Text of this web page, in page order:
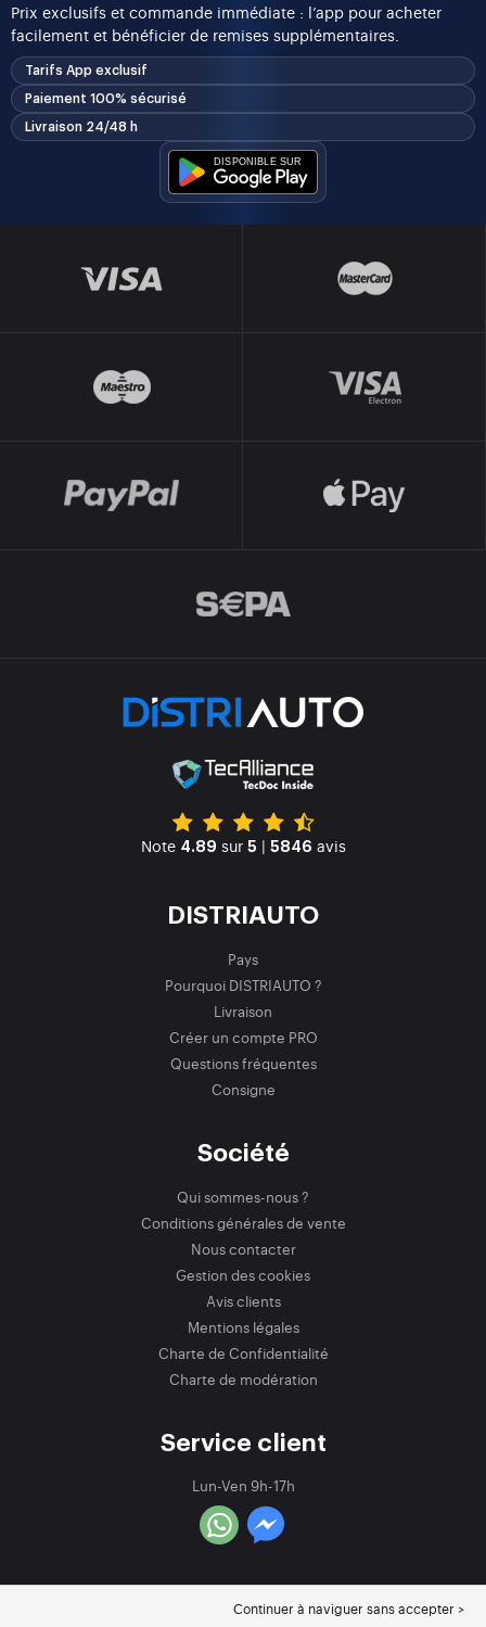
Prix exclusifs et commande immédiate : l’app pour acheter
facilement et bénéficier de remises supplémentaires.
Tarifs App exclusif
Paiement 100% sécurisé
Livraison 24/48 h
Note 4.89 sur 5 | 5846 avis
DISTRIAUTO
Pays
Pourquoi DISTRIAUTO ?
Livraison
Créer un compte PRO
Questions fréquentes
Consigne
Société
Qui sommes-nous ?
Conditions générales de vente
Nous contacter
Gestion des cookies
Avis clients
Mentions légales
Charte de Confidentialité
Charte de modération
Service client
Lun-Ven 9h-17h
Continuer à naviguer sans accepter >